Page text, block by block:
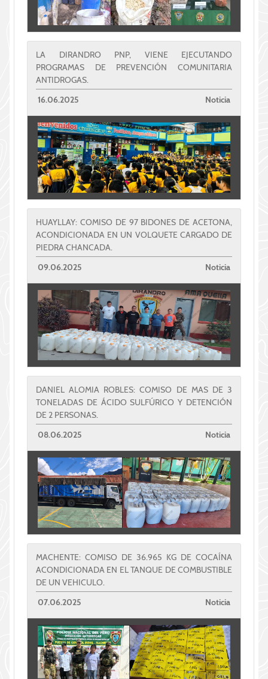
LA DIRANDRO PNP, VIENE EJECUTANDO
PROGRAMAS DE PREVENCIÓN COMUNITARIA
ANTIDROGAS.
16.06.2025
Noticia
HUAYLLAY: COMISO DE 97 BIDONES DE ACETONA,
ACONDICIONADA EN UN VOLQUETE CARGADO DE
PIEDRA CHANCADA.
09.06.2025
Noticia
DANIEL ALOMIA ROBLES: COMISO DE MAS DE 3
TONELADAS DE ÁCIDO SULFÚRICO Y DETENCIÓN
DE 2 PERSONAS.
08.06.2025
Noticia
MACHENTE: COMISO DE 36.965 KG DE COCAÍNA
ACONDICIONADA EN EL TANQUE DE COMBUSTIBLE
DE UN VEHICULO.
07.06.2025
Noticia